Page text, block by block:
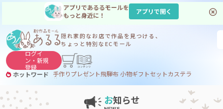
アプリであるるモールを
もっと身近に！
アプリで開く
隠れ家的なお店で作品を見つける、
ちょっと特別なECモール
ログイ
ン・新規
登録
ホットワード 手作りプレゼント飛騨布 小物ギフトセットカステラ
サヌカイト コーヒー ジンギスカン
お知らせ